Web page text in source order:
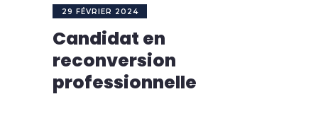
29 FÉVRIER 2024
Candidat en
reconversion
professionnelle